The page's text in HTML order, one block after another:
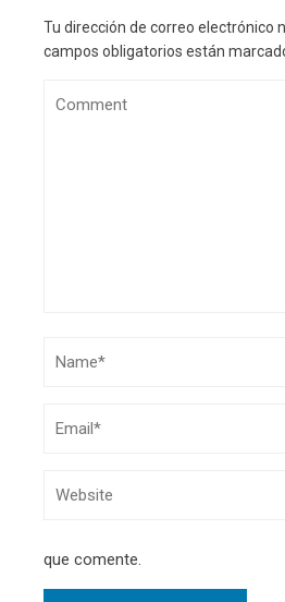
Tu dirección de correo electrónico
campos obligatorios están
que comente.